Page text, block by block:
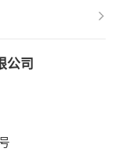
公司